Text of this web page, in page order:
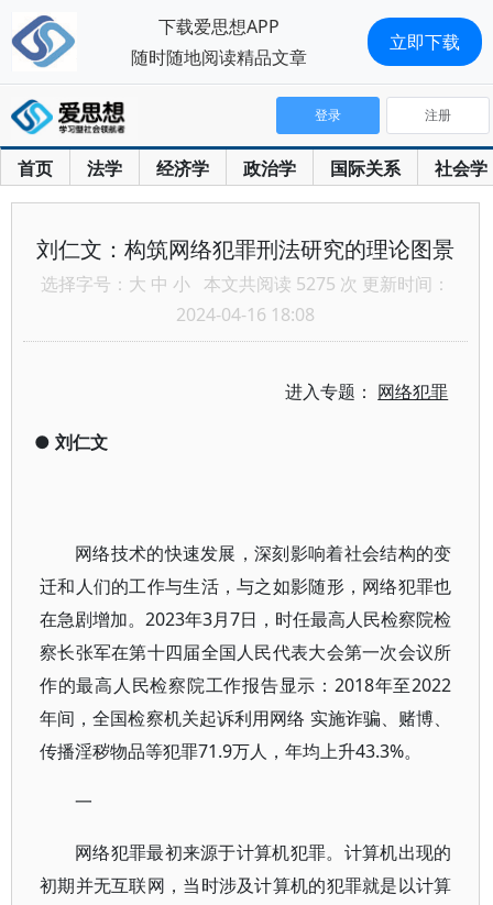
首页 法学 经济学 政治学 国际关系 社会学
登录 注册
刘仁文：构筑网络犯罪刑法研究的理论图景
选择字号： 大 中 小 本文共阅读 5275 次 更新时间：
2024-04-16 18:08
进入专题： 网络犯罪
● 刘仁文
网络技术的快速发展，深刻影响着社会结构的变
迁和人们的工作与生活，与之如影随形，网络犯罪也
在急剧增加。2023年3月7日，时任最高人民检察院检
察长张军在第十四届全国人民代表大会第一次会议所
作的最高人民检察院工作报告显示：2018年至2022
年间，全国检察机关起诉利用网络 实施诈骗、赌博、
传播淫秽物品等犯罪71.9万人，年均上升43.3%。
一
网络犯罪最初来源于计算机犯罪。计算机出现的
初期并无互联网，当时涉及计算机的犯罪就是以计算
下载爱思想APP
随时随地阅读精品文章
立即下载